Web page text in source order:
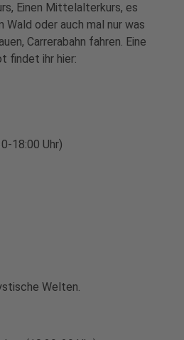
Einen Mittelalterkurs, es
Wald oder auch mal nur was
Carrerabahn fahren. Eine
findet ihr hier:
18:00 Uhr)
Welten.